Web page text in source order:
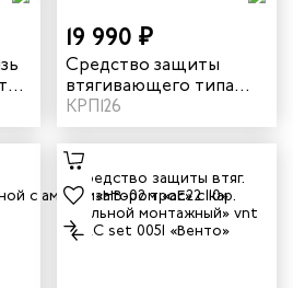
19 990 ₽
Средство защиты
втягивающего типа
«НВ-03» vnt HB03
КРП126